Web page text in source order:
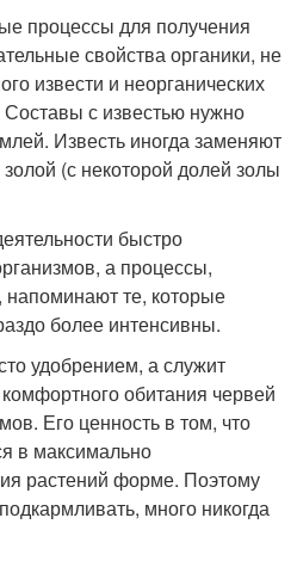
процессы для получения
свойства органики, не
извести и неорганических
с известью нужно
Известь иногда заменяют
(с некоторой долей золы
быстро
а процессы,
напоминают те, которые
более интенсивны.
удобрением, а служит
обитания червей
Его ценность в том, что
в максимально
растений форме. Поэтому
много никогда